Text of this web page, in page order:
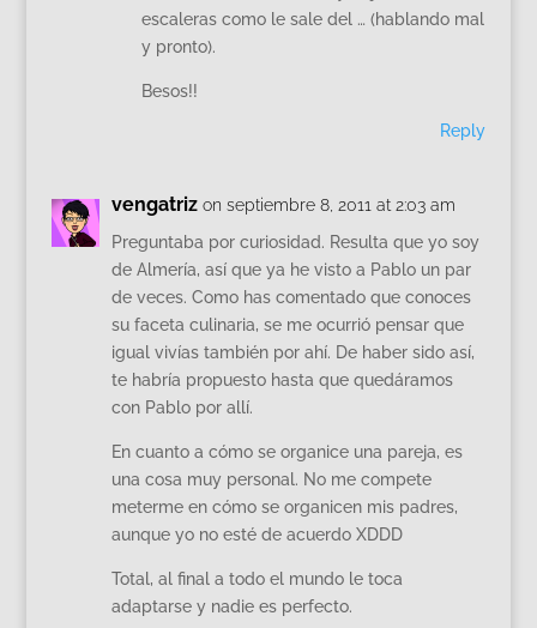
escaleras como le sale del … (hablando mal
y pronto).
Besos!!
Reply
vengatriz on septiembre 8, 2011 at 2:03 am
Preguntaba por curiosidad. Resulta que yo soy
de Almería, así que ya he visto a Pablo un par
de veces. Como has comentado que conoces
su faceta culinaria, se me ocurrió pensar que
igual vivías también por ahí. De haber sido así,
te habría propuesto hasta que quedáramos
con Pablo por allí.
En cuanto a cómo se organice una pareja, es
una cosa muy personal. No me compete
meterme en cómo se organicen mis padres,
aunque yo no esté de acuerdo XDDD
Total, al final a todo el mundo le toca
adaptarse y nadie es perfecto.